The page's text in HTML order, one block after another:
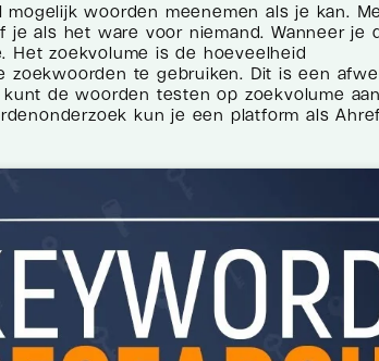
woorden meenemen als je kan.
als het ware voor niemand. Wanneer je
zoekvolume is de hoeveelheid
te gebruiken. Dit is een
de woorden testen op zoekvolume
kun je een platform als